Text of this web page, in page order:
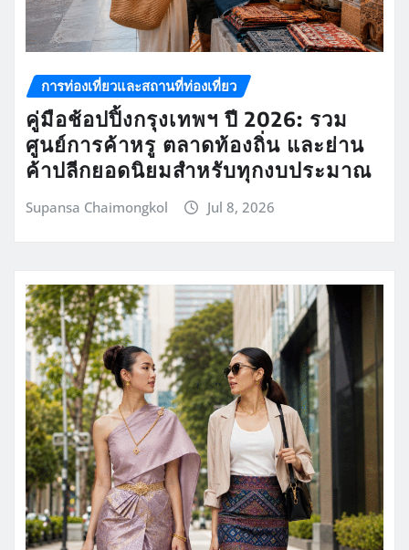
การท่องเที่ยวและสถานที่ท่องเที่ยว
คู่มือช้อปปิ้งกรุงเทพฯ ปี 2026: รวม
ศูนย์การค้าหรู ตลาดท้องถิ่น และย่าน
ค้าปลีกยอดนิยมสำหรับทุกงบประมาณ
Supansa Chaimongkol Jul 8, 2026